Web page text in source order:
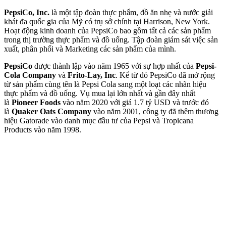
PepsiCo, Inc. là một tập đoàn thực phẩm, đồ ăn nhẹ và nước giải
khát đa quốc gia của Mỹ có trụ sở chính tại Harrison, New York.
Hoạt động kinh doanh của PepsiCo bao gồm tất cả các sản phẩm
trong thị trường thực phẩm và đồ uống. Tập đoàn giám sát việc sản
xuất, phân phối và Marketing các sản phẩm của mình.
PepsiCo được thành lập vào năm 1965 với sự hợp nhất của Pepsi-
Cola Company và Frito-Lay, Inc. Kể từ đó PepsiCo đã mở rộng
từ sản phẩm cùng tên là Pepsi Cola sang một loạt các nhãn hiệu
thực phẩm và đồ uống. Vụ mua lại lớn nhất và gần đây nhất
là Pioneer Foods vào năm 2020 với giá 1.7 tỷ USD và trước đó
là Quaker Oats Company vào năm 2001, công ty đã thêm thương
hiệu Gatorade vào danh mục đầu tư của Pepsi và Tropicana
Products vào năm 1998.